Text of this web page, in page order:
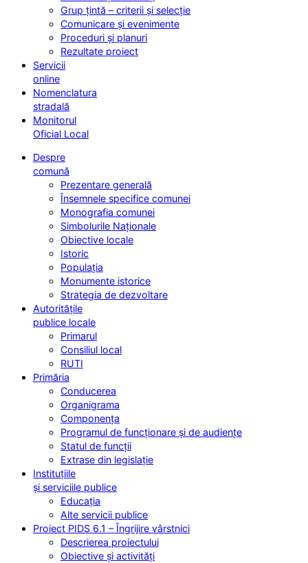
Grup țintă – criterii și selecție
Comunicare și evenimente
Proceduri și planuri
Rezultate proiect
Servicii
online
Nomenclatura
stradală
Monitorul
Oficial Local
Despre
comună
Prezentare generală
Însemnele specifice comunei
Monografia comunei
Simbolurile Naționale
Obiective locale
Istoric
Populația
Monumente istorice
Strategia de dezvoltare
Autoritățile
publice locale
Primarul
Consiliul local
RUTI
Primăria
Conducerea
Organigrama
Componența
Programul de funcționare și de audiențe
Statul de funcții
Extrase din legislație
Instituțiile
și serviciile publice
Educația
Alte servicii publice
Proiect PIDS 6.1 – Îngrijire vârstnici
Descrierea proiectului
Obiective și activități